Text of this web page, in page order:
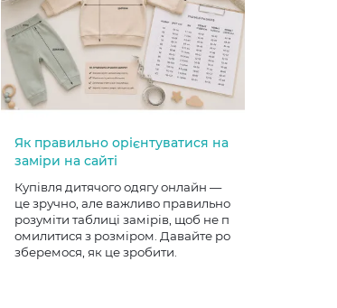
Як правильно орієнтуватися на
заміри на сайті
Купівля дитячого одягу онлайн —
це зручно, але важливо правильно
розуміти таблиці замірів, щоб не п
омилитися з розміром. Давайте ро
зберемося, як це зробити.